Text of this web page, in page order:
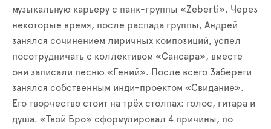
музыкальную карьеру с панк-группы «Zeberti». Через
некоторые время, после распада группы, Андрей
занялся сочинением лиричных композиций, успел
посотрудничать с коллективом «Сансара», вместе
они записали песню «Гений». После всего Заберети
занялся собственным инди-проектом «Свидание».
Его творчество стоит на трёх столпах: голос, гитара и
душа. «Твой Бро» сформулировал 4 причины, по